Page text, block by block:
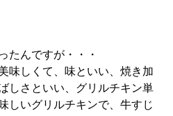
たんですが・・・
味しくて、味といい、焼き加
しさといい、グリルチキン単
しいグリルチキンで、牛すじ